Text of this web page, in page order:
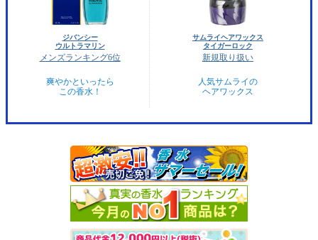
ジバンシー
ウルトラマリン
メンズランキング6位
爽やかといったら
この香水！
サムライヘアワックス
タイガーロック
新規取り扱い
人気サムライの
ヘアワックス